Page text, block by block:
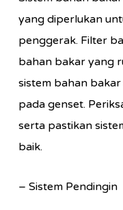
yang diperlukan
penggerak. Filter
bahan bakar yang
sistem bahan
pada genset.
serta pastikan
baik.
– Sistem Pendingin